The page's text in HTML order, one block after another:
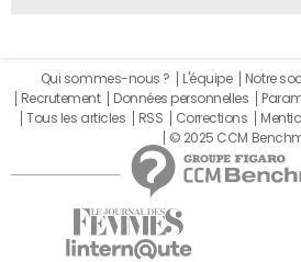
rétroactivité, selon Matignon. Un
2025 pourrait être demandé, avec
possible en 2026. Ce samedi sur
Santé Frédéric Valletoux
qu'il pensait pour le PLFSS d'une
modérateur.
Qui sommes-nous ? L'équipe Notre
Recrutement
Données personnelles
Tous les articles
RSS Corrections
© 2025 CCM